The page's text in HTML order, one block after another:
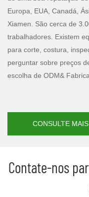
Europa, EUA, Canadá,
Xiamen. São cerca de
trabalhadores. Existem
para corte, costura,
perguntar sobre preços
escolha de ODM&
CONSULTE
Contate-nos